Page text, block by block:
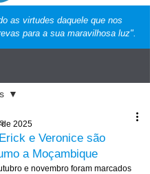
as virtudes daquele que nos
para a sua maravilhosa luz".
e Veronice são
a Moçambique
2025
e novembro foram marcados